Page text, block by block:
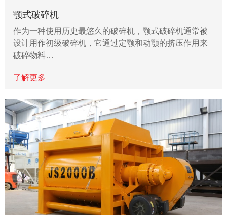
颚式破碎机
作为一种使用历史最悠久的破碎机，颚式破碎机通常被
设计用作初级破碎机，它通过定颚和动颚的挤压作用来
破碎物料…
了解更多